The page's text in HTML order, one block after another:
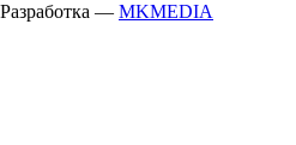
Разработка — MKMEDIA